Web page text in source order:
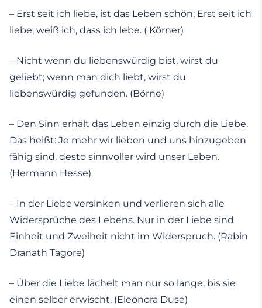
– Erst seit ich liebe, ist das Leben schön; Erst seit ich
liebe, weiß ich, dass ich lebe. ( Körner)
– Nicht wenn du liebenswürdig bist, wirst du
geliebt; wenn man dich liebt, wirst du
liebenswürdig gefunden. (Börne)
– Den Sinn erhält das Leben einzig durch die Liebe.
Das heißt: Je mehr wir lieben und uns hinzugeben
fähig sind, desto sinnvoller wird unser Leben.
(Hermann Hesse)
– In der Liebe versinken und verlieren sich alle
Widersprüche des Lebens. Nur in der Liebe sind
Einheit und Zweiheit nicht im Widerspruch. (Rabin
Dranath Tagore)
– Über die Liebe lächelt man nur so lange, bis sie
einen selber erwischt. (Eleonora Duse)